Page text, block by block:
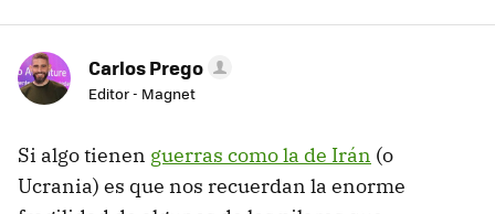
Carlos Prego
Editor - Magnet
Si algo tienen guerras como la de Irán (o
Ucrania) es que nos recuerdan la enorme